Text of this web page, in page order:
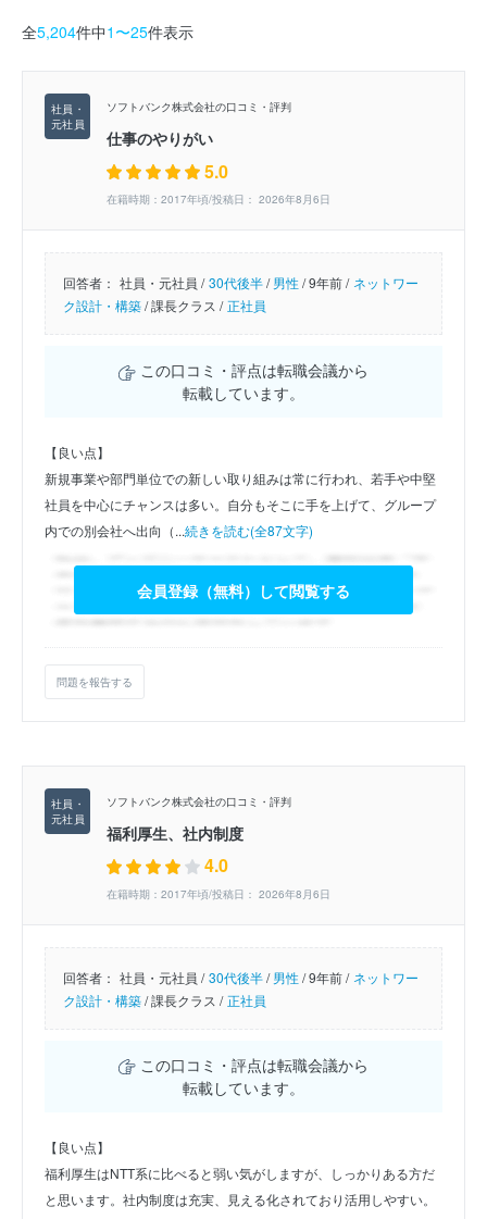
全5,204件中1〜25件表示
ソフトバンク株式会社の口コミ・評判
仕事のやりがい
5.0
在籍時期：2017年頃/投稿日： 2026年8月6日
回答者： 社員・元社員 / 30代後半/男性/9年前 / ネットワー
ク設計・構築/課長クラス / 正社員
この口コミ・評点は転職会議から
転載しています。
【良い点】
新規事業や部門単位での新しい取り組みは常に行われ、若手や中堅
社員を中心にチャンスは多い。自分もそこに手を上げて、グループ
内での別会社へ出向（...続きを読む(全87文字)
会員登録（無料）して閲覧する
問題を報告する
ソフトバンク株式会社の口コミ・評判
福利厚生、社内制度
4.0
在籍時期：2017年頃/投稿日： 2026年8月6日
回答者： 社員・元社員 / 30代後半/男性/9年前 / ネットワー
ク設計・構築/課長クラス / 正社員
この口コミ・評点は転職会議から
転載しています。
【良い点】
福利厚生はNTT系に比べると弱い気がしますが、しっかりある方だ
と思います。社内制度は充実、見える化されており活用しやすい。